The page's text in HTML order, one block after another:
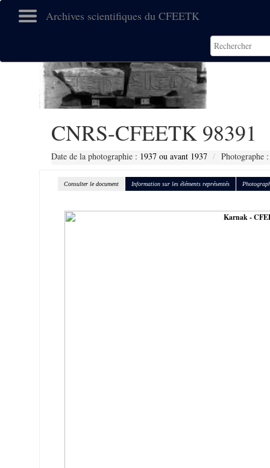
Archives scientifiques du CFEETK
CNRS-CFEETK 98391
Date de la photographie : 1937 ou avant 1937 Photographe
Consulter le document Information sur les éléments représentés